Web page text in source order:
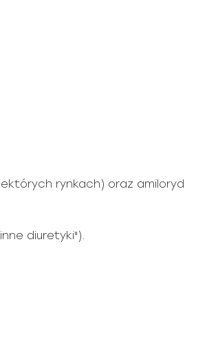
rynkach) oraz amiloryd
diuretyki").